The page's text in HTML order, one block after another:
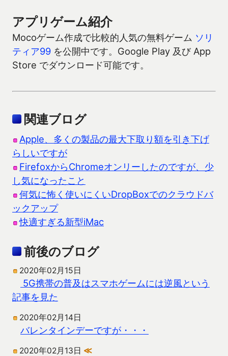
アプリゲーム紹介
Mocoゲーム作成で比較的人気の無料ゲーム ソリ
ティア99 を公開中です。Google Play 及び App
Store でダウンロード可能です。
関連ブログ
Apple、多くの製品の最大下取り額を引き下げ
らしいですが
FirefoxからChromeオンリーしたのですが、少
し気になったこと
何気に怖く使いにくいDropBoxでのクラウドバ
ックアップ
快適すぎる新型iMac
前後のブログ
2020年02月15日
5G携帯の普及はスマホゲームには逆風という
記事を見た
2020年02月14日
バレンタインデーですが・・・
2020年02月13日 ≪